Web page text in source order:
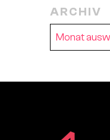
ARCHIV